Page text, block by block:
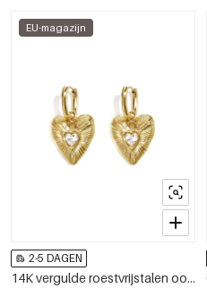
EU-magazijn
2-5 DAGEN
14K vergulde roestvrijstalen oorbellen met hartjesmotief, eenvoudige dagelijkse serie, damessieraden